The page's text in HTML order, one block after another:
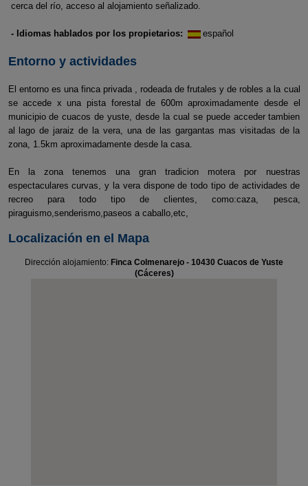
cerca del río, acceso al alojamiento señalizado.
- Idiomas hablados por los propietarios: español
Entorno y actividades
El entorno es una finca privada , rodeada de frutales y de robles a la cual
se accede x una pista forestal de 600m aproximadamente desde el
municipio de cuacos de yuste, desde la cual se puede acceder tambien
al lago de jaraiz de la vera, una de las gargantas mas visitadas de la
zona, 1.5km aproximadamente desde la casa.
En la zona tenemos una gran tradicion motera por nuestras
espectaculares curvas, y la vera dispone de todo tipo de actividades de
recreo para todo tipo de clientes, como:caza, pesca,
piraguismo,senderismo,paseos a caballo,etc,
Localización en el Mapa
Dirección alojamiento: Finca Colmenarejo - 10430 Cuacos de Yuste
(Cáceres)